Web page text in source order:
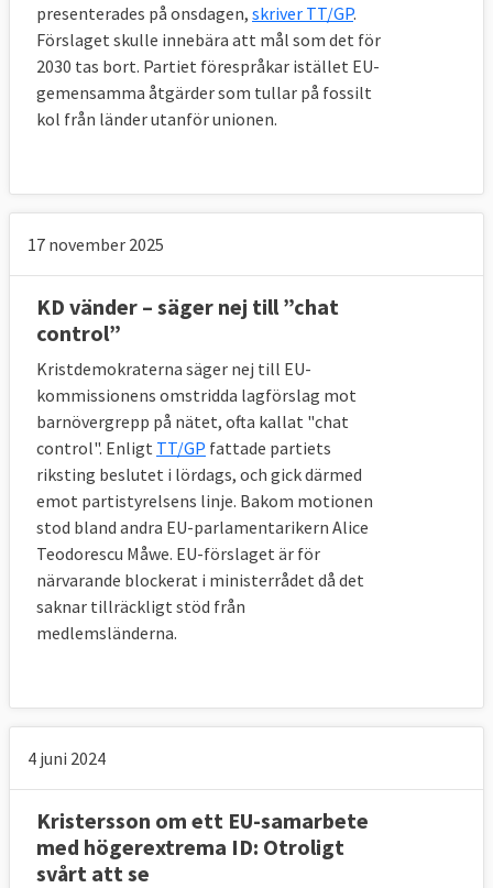
presenterades på onsdagen, skriver TT/GP.
Förslaget skulle innebära att mål som det för
2030 tas bort. Partiet förespråkar istället EU-
gemensamma åtgärder som tullar på fossilt
kol från länder utanför unionen.
17 november 2025
KD vänder – säger nej till ”chat
control”
Kristdemokraterna säger nej till EU-
kommissionens omstridda lagförslag mot
barnövergrepp på nätet, ofta kallat "chat
control". Enligt TT/GP fattade partiets
riksting beslutet i lördags, och gick därmed
emot partistyrelsens linje. Bakom motionen
stod bland andra EU-parlamentarikern Alice
Teodorescu Måwe. EU-förslaget är för
närvarande blockerat i ministerrådet då det
saknar tillräckligt stöd från
medlemsländerna.
4 juni 2024
Kristersson om ett EU-samarbete
med högerextrema ID: Otroligt
svårt att se